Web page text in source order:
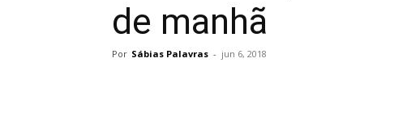
de manhã
Por Sábias Palavras - jun 6, 2018